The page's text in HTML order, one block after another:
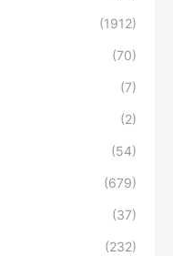
(1912)
(70)
(7)
(2)
(54)
(679)
(37)
(232)